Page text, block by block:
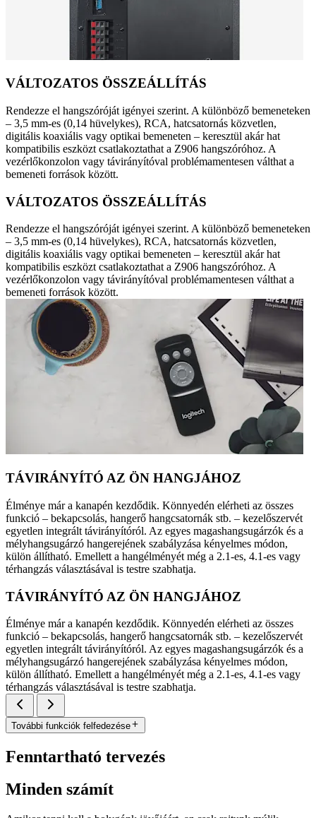
VÁLTOZATOS ÖSSZEÁLLÍTÁS
Rendezze el hangszóróját igényei szerint. A különböző bemeneteken
– 3,5 mm-es (0,14 hüvelykes), RCA, hatcsatornás közvetlen,
digitális koaxiális vagy optikai bemeneten – keresztül akár hat
kompatibilis eszközt csatlakoztathat a Z906 hangszóróhoz. A
vezérlőkonzolon vagy távirányítóval problémamentesen válthat a
bemeneti források között.
VÁLTOZATOS ÖSSZEÁLLÍTÁS
Rendezze el hangszóróját igényei szerint. A különböző bemeneteken
– 3,5 mm-es (0,14 hüvelykes), RCA, hatcsatornás közvetlen,
digitális koaxiális vagy optikai bemeneten – keresztül akár hat
kompatibilis eszközt csatlakoztathat a Z906 hangszóróhoz. A
vezérlőkonzolon vagy távirányítóval problémamentesen válthat a
bemeneti források között.
TÁVIRÁNYÍTÓ AZ ÖN HANGJÁHOZ
Élménye már a kanapén kezdődik. Könnyedén elérheti az összes
funkció – bekapcsolás, hangerő hangcsatornák stb. – kezelőszervét
egyetlen integrált távirányítóról. Az egyes magashangsugárzók és a
mélyhangsugárzó hangerejének szabályzása kényelmes módon,
külön állítható. Emellett a hangélményét még a 2.1-es, 4.1-es vagy
térhangzás választásával is testre szabhatja.
TÁVIRÁNYÍTÓ AZ ÖN HANGJÁHOZ
Élménye már a kanapén kezdődik. Könnyedén elérheti az összes
funkció – bekapcsolás, hangerő hangcsatornák stb. – kezelőszervét
egyetlen integrált távirányítóról. Az egyes magashangsugárzók és a
mélyhangsugárzó hangerejének szabályzása kényelmes módon,
külön állítható. Emellett a hangélményét még a 2.1-es, 4.1-es vagy
térhangzás választásával is testre szabhatja.
További funkciók felfedezése
Fenntartható tervezés
Minden számít